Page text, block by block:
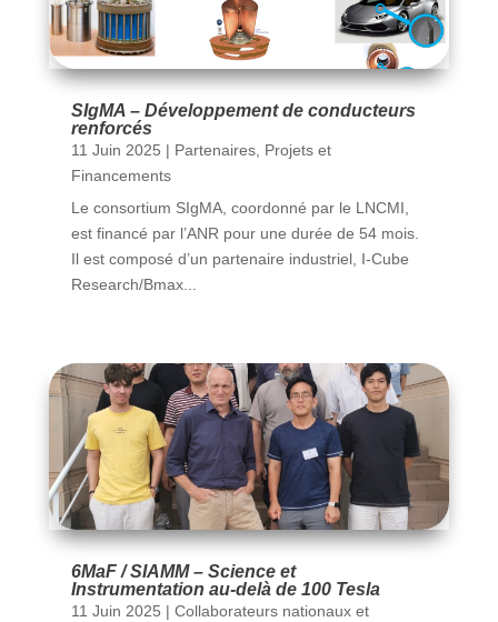
SIgMA – Développement de conducteurs
renforcés
11 Juin 2025 | Partenaires, Projets et
Financements
Le consortium SIgMA, coordonné par le LNCMI,
est financé par l’ANR pour une durée de 54 mois.
Il est composé d’un partenaire industriel, I-Cube
Research/Bmax...
6MaF / SIAMM – Science et
Instrumentation au-delà de 100 Tesla
11 Juin 2025 | Collaborateurs nationaux et